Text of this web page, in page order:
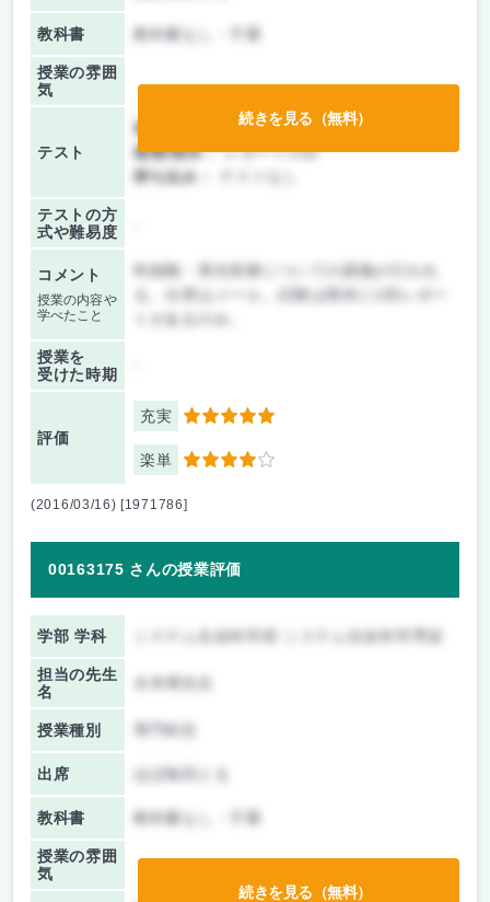
教科書 教科書なし・不要
授業の雰囲
気
テスト
前期/中間：
テスト・レポート両方なし
後期/期末：レポートのみ
持ち込み：
テストの方
式や難易度
コメント
授業の内容や
学べたこと
幹細胞・再生医療についての講義が行われ
る。出席はメール。試験は期末に1回レポー
トがあるのみ。
授業を
受けた時期
評価
充実 5
楽単 4
続きを見る（無料）
(2016/03/16) [1971786]
00163175 さんの授業評価
学部 学科 システム生命科学府 システム生命科学専攻
担当の先生
名
授業種別
出席 ほぼ毎回とる
教科書 教科書なし・不要
授業の雰囲
気
続きを見る（無料）